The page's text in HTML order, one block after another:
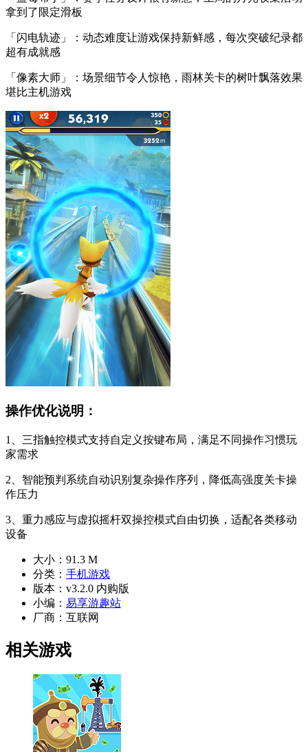
拿到了限定滑板
「闪电轨迹」：动态难度让游戏保持新鲜感，每次突破纪录都
超有成就感
「像素大师」：场景细节令人惊艳，雨林关卡的树叶飘落效果
堪比主机游戏
操作优化说明：
1、三指触控模式支持自定义按键布局，满足不同操作习惯玩
家需求
2、智能预判系统自动识别复杂操作序列，降低高强度关卡操
作压力
3、重力感应与虚拟摇杆双操控模式自由切换，适配各类移动
设备
大小： 91.3 M
分类： 手机游戏
版本： v3.2.0 内购版
小编： 易享游趣站
厂商： 互联网
相关游戏